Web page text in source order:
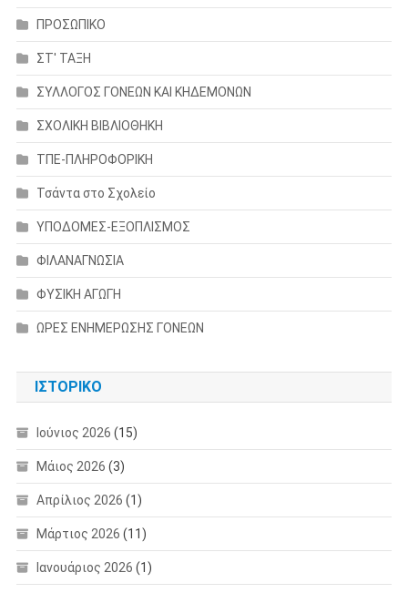
ΠΡΟΣΩΠΙΚΟ
ΣΤ' ΤΑΞΗ
ΣΥΛΛΟΓΟΣ ΓΟΝΕΩΝ ΚΑΙ ΚΗΔΕΜΟΝΩΝ
ΣΧΟΛΙΚΗ ΒΙΒΛΙΟΘΗΚΗ
ΤΠΕ-ΠΛΗΡΟΦΟΡΙΚΗ
Τσάντα στο Σχολείο
ΥΠΟΔΟΜΕΣ-ΕΞΟΠΛΙΣΜΟΣ
ΦΙΛΑΝΑΓΝΩΣΙΑ
ΦΥΣΙΚΗ ΑΓΩΓΗ
ΩΡΕΣ ΕΝΗΜΕΡΩΣΗΣ ΓΟΝΕΩΝ
ΙΣΤΟΡΙΚΌ
Ιούνιος 2026 (15)
Μάιος 2026 (3)
Απρίλιος 2026 (1)
Μάρτιος 2026 (11)
Ιανουάριος 2026 (1)